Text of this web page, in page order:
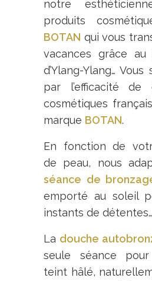
notre
produits
BOTAN qui vous
vacances grâce au
d’Ylang-Ylang…
par l’efficacité de
cosmétiques
marque BOTAN.
En fonction de
de peau, nous
séance de
emporté au soleil
instants de détentes…
La douche
seule séance
teint hâlé,